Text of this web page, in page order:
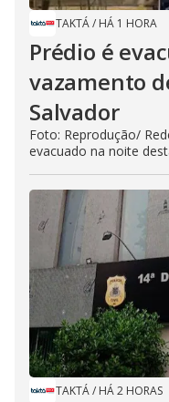
TAKTÁ/ HÁ 1 HORA
Prédio é
vazamento
Salvador
Foto: Reprodução/
evacuado na noite
TAKTÁ/ HÁ 2 HORAS